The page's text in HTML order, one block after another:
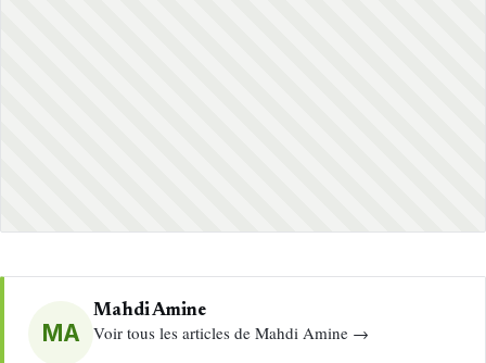
MA
Mahdi Amine
Voir tous les articles de Mahdi Amine →